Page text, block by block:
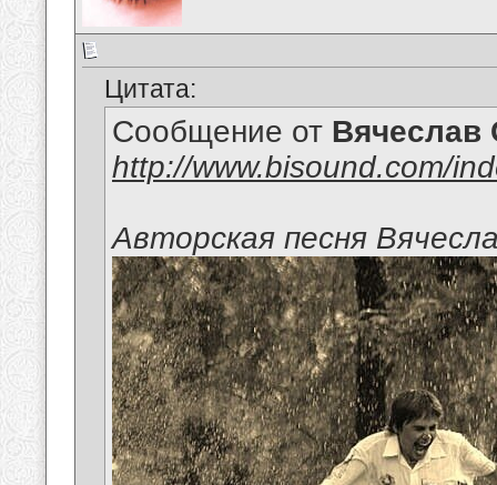
Цитата:
Сообщение от Вячеслав
http://www.bisound.com/
Авторская песня